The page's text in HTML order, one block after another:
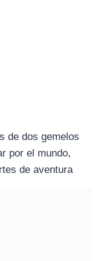
de dos gemelos
por el mundo,
de aventura